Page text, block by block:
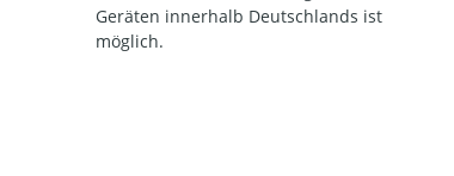
Geräten innerhalb Deutschlands ist
möglich.